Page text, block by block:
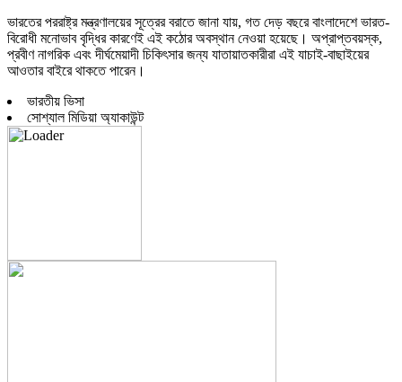
ভারতের পররাষ্ট্র মন্ত্রণালয়ের সূত্রের বরাতে জানা যায়, গত দেড় বছরে বাংলাদেশে ভারত-
বিরোধী মনোভাব বৃদ্ধির কারণেই এই কঠোর অবস্থান নেওয়া হয়েছে। অপ্রাপ্তবয়স্ক,
প্রবীণ নাগরিক এবং দীর্ঘমেয়াদী চিকিৎসার জন্য যাতায়াতকারীরা এই যাচাই-বাছাইয়ের
আওতার বাইরে থাকতে পারেন।
ভারতীয় ভিসা
সোশ্যাল মিডিয়া অ্যাকাউন্ট